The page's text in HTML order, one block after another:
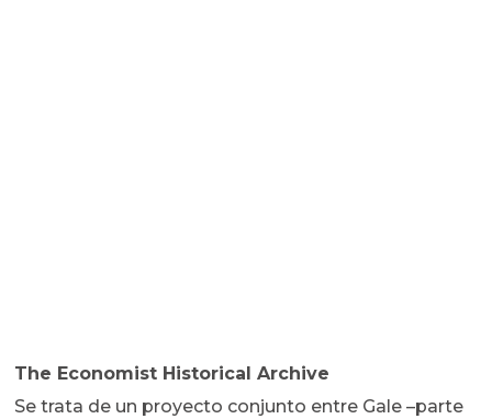
The Economist Historical Archive
Se trata de un proyecto conjunto entre Gale –parte